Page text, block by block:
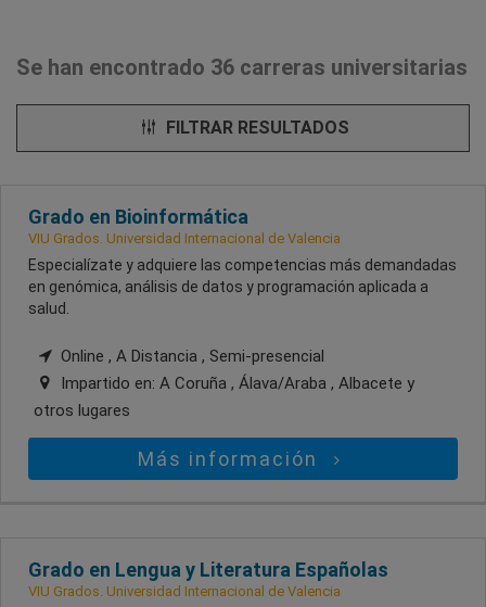
Se han encontrado 36 carreras universitarias
FILTRAR RESULTADOS
Grado en Bioinformática
VIU Grados. Universidad Internacional de Valencia
Especialízate y adquiere las competencias más demandadas
en genómica, análisis de datos y programación aplicada a
salud.
Online , A Distancia , Semi-presencial
Impartido en: A Coruña , Álava/Araba , Albacete y
otros lugares
Más información
Grado en Lengua y Literatura Españolas
VIU Grados. Universidad Internacional de Valencia